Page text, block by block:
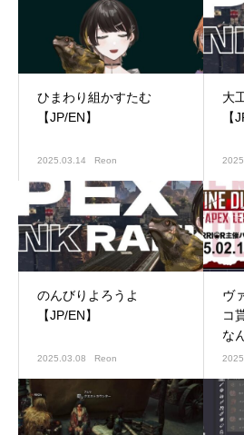
ひまわり組かすたむ
【JP/EN】
2025.03.14 Reon
大
【
のんびりよろうよ
【JP/EN】
2025.03.08 Reon
ヴ
コ
な